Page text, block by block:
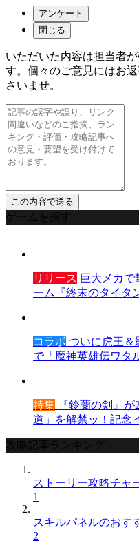
アンケート
閉じる
いただいた内容は担当者
す。個々のご意見にはお
さいませ。
ゲームを探す
リリース 巨大メカで
ーム『終末のタイタ
コラボ ついに虎王＆
で「魔神英雄伝ワタ
特集 『鈴蘭の剣』
道」を解禁ッ！記念
攻略記事ランキング
ストーリー攻略チャ
1
スキルパネルのおす
2